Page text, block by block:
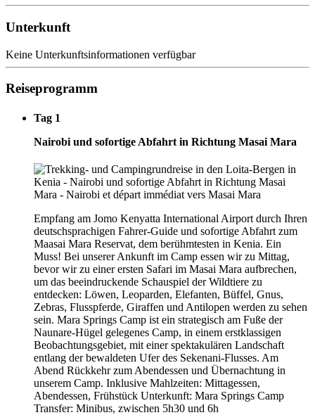
Unterkunft
Keine Unterkunftsinformationen verfügbar
Reiseprogramm
Tag 1
Nairobi und sofortige Abfahrt in Richtung Masai Mara
Empfang am Jomo Kenyatta International Airport durch Ihren
deutschsprachigen Fahrer-Guide und sofortige Abfahrt zum
Maasai Mara Reservat, dem berühmtesten in Kenia. Ein
Muss! Bei unserer Ankunft im Camp essen wir zu Mittag,
bevor wir zu einer ersten Safari im Masai Mara aufbrechen,
um das beeindruckende Schauspiel der Wildtiere zu
entdecken: Löwen, Leoparden, Elefanten, Büffel, Gnus,
Zebras, Flusspferde, Giraffen und Antilopen werden zu sehen
sein. Mara Springs Camp ist ein strategisch am Fuße der
Naunare-Hügel gelegenes Camp, in einem erstklassigen
Beobachtungsgebiet, mit einer spektakulären Landschaft
entlang der bewaldeten Ufer des Sekenani-Flusses. Am
Abend Rückkehr zum Abendessen und Übernachtung in
unserem Camp. Inklusive Mahlzeiten: Mittagessen,
Abendessen, Frühstück Unterkunft: Mara Springs Camp
Transfer: Minibus, zwischen 5h30 und 6h